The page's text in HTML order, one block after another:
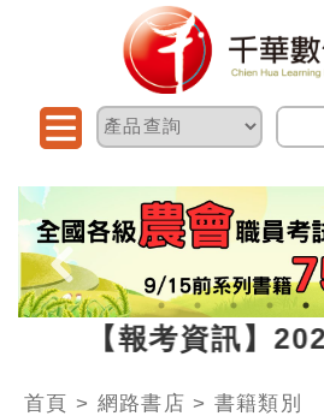
【報考資訊】
首頁 > 網路書店 > 書籍類別